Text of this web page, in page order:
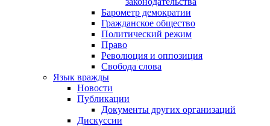
Барометр демократии
Гражданское общество
Политический режим
Право
Революция и оппозиция
Свобода слова
Язык вражды
Новости
Публикации
Документы других организаций
Дискуссии